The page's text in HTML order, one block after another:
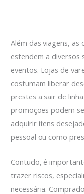
Além das viagens,
estendem a diversos
eventos. Lojas de
costumam liberar
prestes a sair de
promoções podem
adquirir itens
pessoal ou como
Contudo, é
trazer riscos,
necessária.